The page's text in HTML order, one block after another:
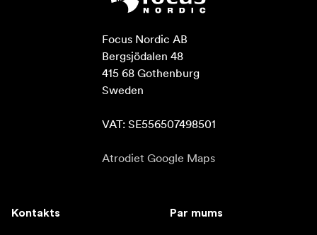
Focus Nordic AB
Bergsjödalen 48
415 68 Gothenburg
Sweden
VAT: SE556507498501
Atrodiet Google Maps
Kontakts Par mums